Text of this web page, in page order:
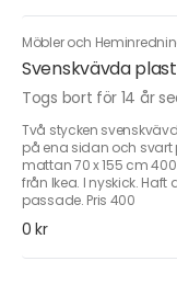
Möbler och
Svenskvävda
Togs bort för 14 år
Två stycken
på ena sidan och svart
mattan 70 x 155 cm
från Ikea. I nyskick.
passade. Pris 400
0 kr